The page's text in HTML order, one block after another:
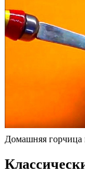
Домашняя горчица